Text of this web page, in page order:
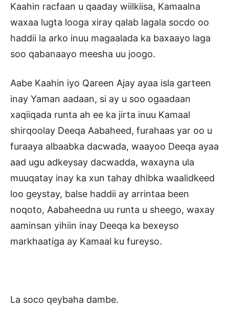
Kaahin racfaan u qaaday wiilkiisa, Kamaalna
waxaa lugta looga xiray qalab lagala socdo oo
haddii la arko inuu magaalada ka baxaayo laga
soo qabanaayo meesha uu joogo.
Aabe Kaahin iyo Qareen Ajay ayaa isla garteen
inay Yaman aadaan, si ay u soo ogaadaan
xaqiiqada runta ah ee ka jirta inuu Kamaal
shirqoolay Deeqa Aabaheed, furahaas yar oo u
furaaya albaabka dacwada, waayoo Deeqa ayaa
aad ugu adkeysay dacwadda, waxayna ula
muuqatay inay ka xun tahay dhibka waalidkeed
loo geystay, balse haddii ay arrintaa been
noqoto, Aabaheedna uu runta u sheego, waxay
aaminsan yihiin inay Deeqa ka bexeyso
markhaatiga ay Kamaal ku fureyso.
La soco qeybaha dambe.